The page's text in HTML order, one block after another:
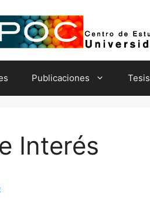
Publicaciones Tesis
Interés